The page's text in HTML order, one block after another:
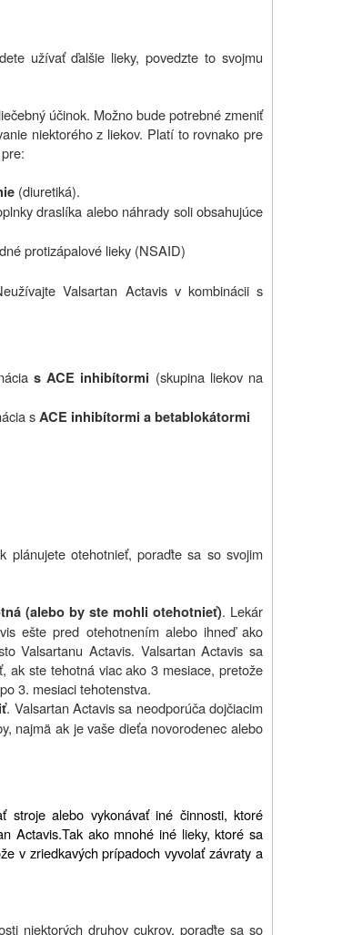
užívať ďalšie lieky, povedzte to svojmu
účinok. Možno bude potrebné zmeniť
niektorého z liekov. Platí to rovnako pre
(diuretiká).
draslíka alebo náhrady soli obsahujúce
protizápalové lieky (NSAID)
Valsartan Actavis v kombinácii s
s ACE inhibítormi (skupina liekov na
sACE inhibítormi a betablokátormi
otehotnieť, poraďte sa so svojim
(alebo by ste mohli otehotnieť). Lekár
ešte pred otehotnením alebo ihneď ako
Valsartanu Actavis. Valsartan Actavis sa
ak ste tehotná viac ako 3 mesiace, pretože
3. mesiaci tehotenstva.
. Valsartan Actavis sa neodporúča dojčiacim
najmä ak je vaše dieťa novorodenec alebo
stroje alebo vykonávať iné činnosti, ktoré
Actavis.Tak ako mnohé iné lieky, ktoré sa
v zriedkavých prípadoch vyvolať závraty a
niektorých druhov cukrov, poraďte sa so